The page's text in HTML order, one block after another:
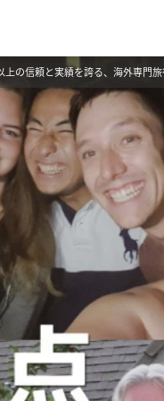
の信頼と実績を誇る、海外専門